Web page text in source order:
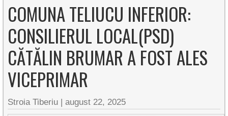
COMUNA TELIUCU INFERIOR:
CONSILIERUL LOCAL(PSD)
CĂTĂLIN BRUMAR A FOST ALES
VICEPRIMAR
Stroia Tiberiu |august 22, 2025